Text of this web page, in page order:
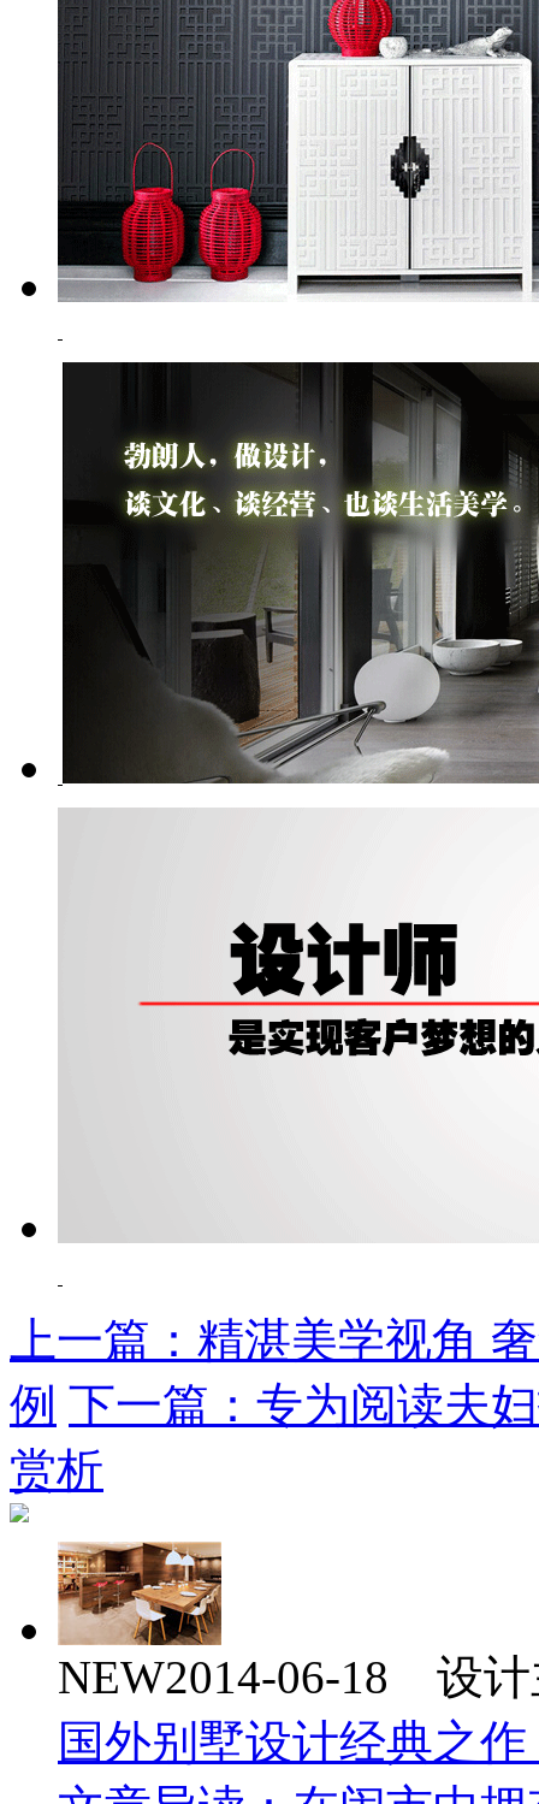
上一篇：精湛美学视角
例 下一篇：专为阅读夫
赏析
NEW2014-06-18 设
国外别墅设计经典之